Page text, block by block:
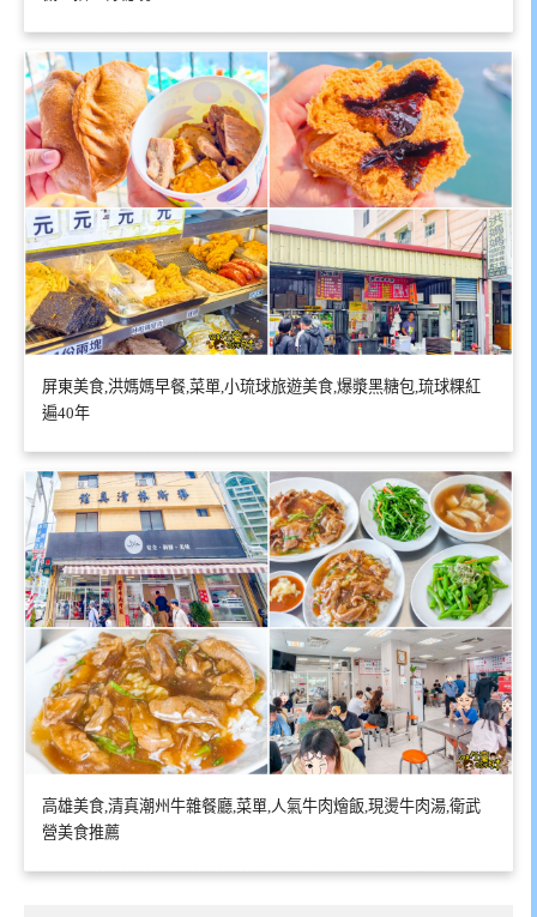
屏東美食,洪媽媽早餐,菜單,小琉球旅遊美食,爆漿黑糖包,琉球粿紅
遍40年
高雄美食,清真潮州牛雜餐廳,菜單,人氣牛肉燴飯,現燙牛肉湯,衛武
營美食推薦